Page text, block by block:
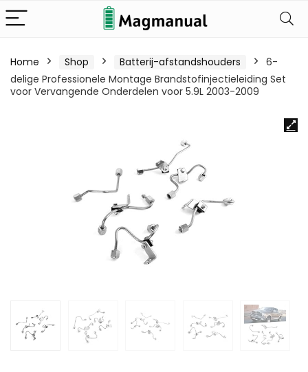
Home Shop Batterij-afstandshouders
6-
delige Professionele Montage Brandstofinjectieleiding Set
voor Vervangende Onderdelen voor 5.9L 2003-2009